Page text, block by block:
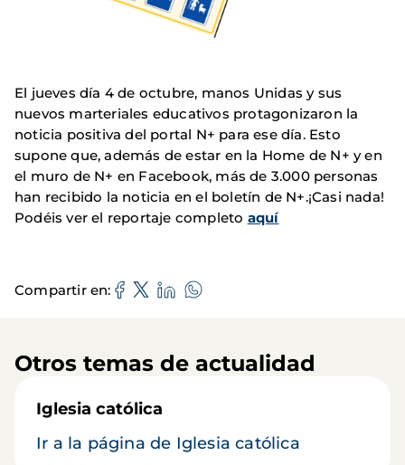
El jueves día 4 de octubre, manos Unidas y sus
nuevos marteriales educativos protagonizaron la
noticia positiva del portal N+ para ese día. Esto
supone que, además de estar en la Home de N+ y en
el muro de N+ en Facebook, más de 3.000 personas
han recibido la noticia en el boletín de N+.¡Casi nada!
Podéis ver el reportaje completo aquí
Compartir en
Otros temas de actualidad
Iglesia católica
Ir a la página de Iglesia católica